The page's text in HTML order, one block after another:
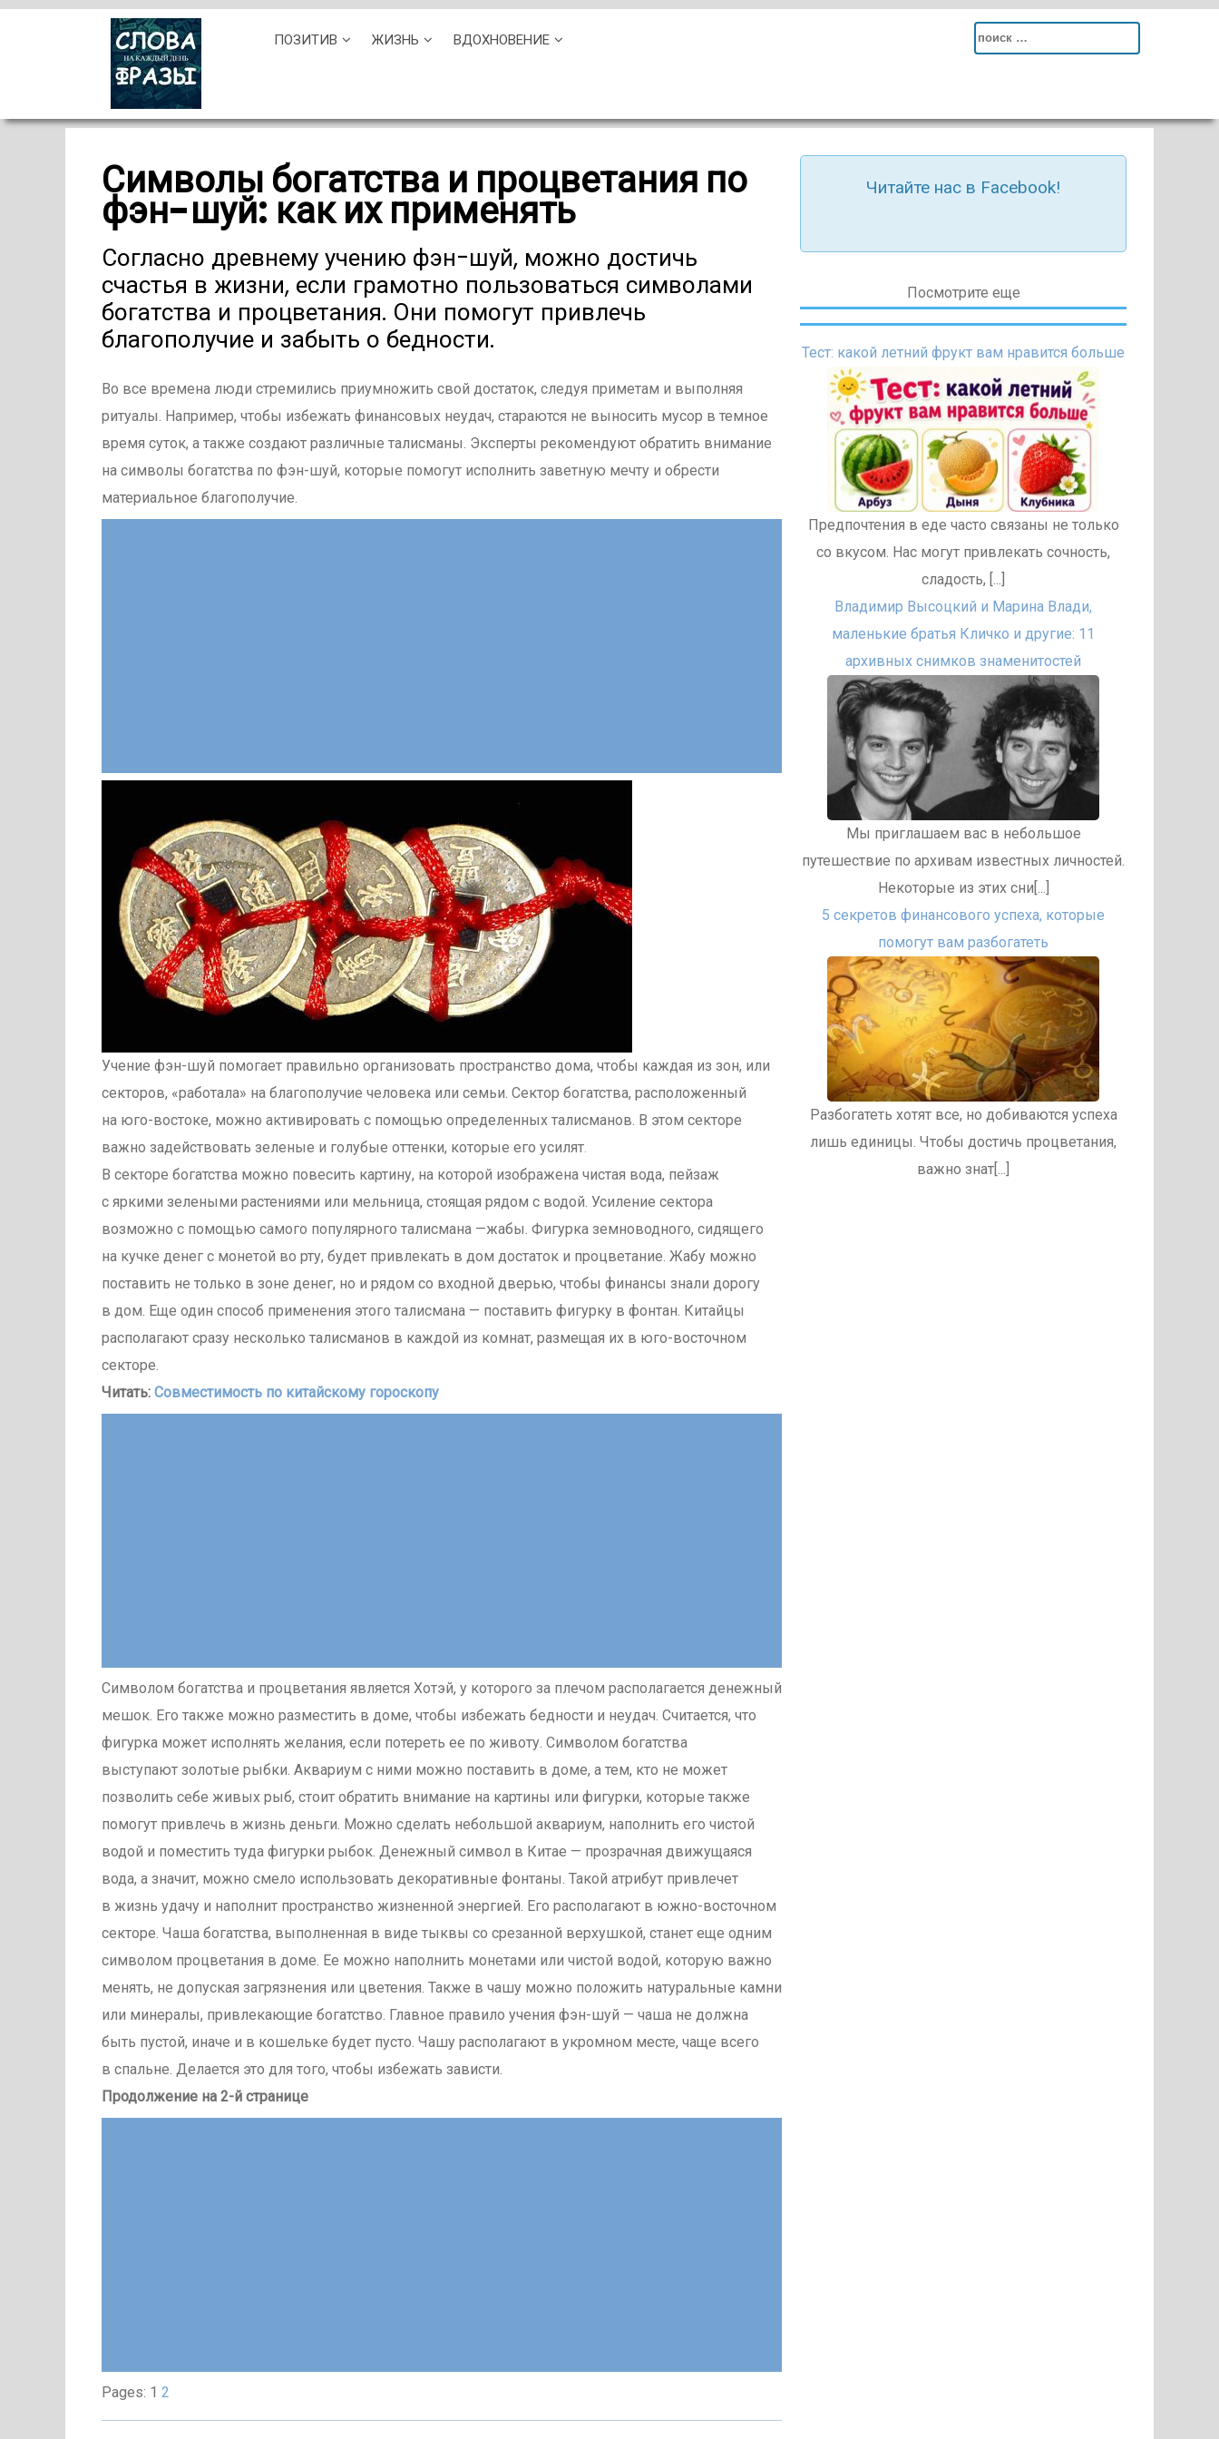
ПОЗИТИВ ЖИЗНЬ ВДОХНОВЕНИЕ
Search
Символы богатства и процветания по
фэн-шуй: как их применять
Согласно древнему учению фэн-шуй, можно достичь
счастья в жизни, если грамотно пользоваться символами
богатства и процветания. Они помогут привлечь
благополучие и забыть о бедности.
Во все времена люди стремились приумножить свой достаток, следуя приметам и выполняя
ритуалы. Например, чтобы избежать финансовых неудач, стараются не выносить мусор в темное
время суток, а также создают различные талисманы. Эксперты рекомендуют обратить внимание
на символы богатства по фэн-шуй, которые помогут исполнить заветную мечту и обрести
материальное благополучие.
Учение фэн-шуй помогает правильно организовать пространство дома, чтобы каждая из зон, или
секторов, «работала» на благополучие человека или семьи. Сектор богатства, расположенный
на юго-востоке, можно активировать с помощью определенных талисманов. В этом секторе
важно задействовать зеленые и голубые оттенки, которые его усилят.
В секторе богатства можно повесить картину, на которой изображена чистая вода, пейзаж
с яркими зелеными растениями или мельница, стоящая рядом с водой. Усиление сектора
возможно с помощью самого популярного талисмана —жабы. Фигурка земноводного, сидящего
на кучке денег с монетой во рту, будет привлекать в дом достаток и процветание. Жабу можно
поставить не только в зоне денег, но и рядом со входной дверью, чтобы финансы знали дорогу
в дом. Еще один способ применения этого талисмана — поставить фигурку в фонтан. Китайцы
располагают сразу несколько талисманов в каждой из комнат, размещая их в юго-восточном
секторе.
Читать: Совместимость по китайскому гороскопу
Символом богатства и процветания является Хотэй, у которого за плечом располагается денежный
мешок. Его также можно разместить в доме, чтобы избежать бедности и неудач. Считается, что
фигурка может исполнять желания, если потереть ее по животу. Символом богатства
выступают золотые рыбки. Аквариум с ними можно поставить в доме, а тем, кто не может
позволить себе живых рыб, стоит обратить внимание на картины или фигурки, которые также
помогут привлечь в жизнь деньги. Можно сделать небольшой аквариум, наполнить его чистой
водой и поместить туда фигурки рыбок. Денежный символ в Китае — прозрачная движущаяся
вода, а значит, можно смело использовать декоративные фонтаны. Такой атрибут привлечет
в жизнь удачу и наполнит пространство жизненной энергией. Его располагают в южно-восточном
секторе. Чаша богатства, выполненная в виде тыквы со срезанной верхушкой, станет еще одним
символом процветания в доме. Ее можно наполнить монетами или чистой водой, которую важно
менять, не допуская загрязнения или цветения. Также в чашу можно положить натуральные камни
или минералы, привлекающие богатство. Главное правило учения фэн-шуй — чаша не должна
быть пустой, иначе и в кошельке будет пусто. Чашу располагают в укромном месте, чаще всего
в спальне. Делается это для того, чтобы избежать зависти.
Продолжение на 2-й странице
Pages: 1 2
Читайте нас в Facebook!
Посмотрите еще
Тест: какой летний фрукт вам нравится больше
Предпочтения в еде часто связаны не только
со вкусом. Нас могут привлекать сочность,
сладость, [...]
Владимир Высоцкий и Марина Влади,
маленькие братья Кличко и другие: 11
архивных снимков знаменитостей
Мы приглашаем вас в небольшое
путешествие по архивам известных личностей.
Некоторые из этих сни[...]
5 секретов финансового успеха, которые
помогут вам разбогатеть
Разбогатеть хотят все, но добиваются успеха
лишь единицы. Чтобы достичь процветания,
важно знат[...]